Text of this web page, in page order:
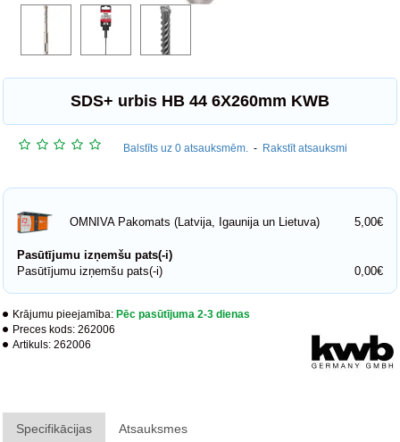
SDS+ urbis HB 44 6X260mm KWB
Krājumu pieejamība: Pēc pasūtījuma 2-3 dienas
Preces kods: 262006
Artikuls: 262006
Balstīts uz 0 atsauksmēm. - Rakstīt atsauksmi
OMNIVA Pakomats (Latvija, Igaunija un Lietuva) 5,00€
Pasūtījumu izņemšu pats(-i)
Pasūtījumu izņemšu pats(-i)
0,00€
Specifikācijas Atsauksmes